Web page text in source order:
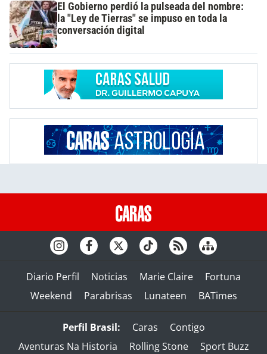
El Gobierno perdió la pulseada del nombre:
la "Ley de Tierras" se impuso en toda la
conversación digital
Diario Perfil Noticias Marie Claire
Fortuna
Weekend
Parabrisas Lunateen BATimes
Perfil Brasil: Caras
Contigo
Aventuras Na Historia
Rolling Stone Sport Buzz